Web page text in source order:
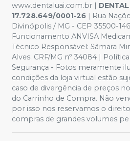
www.dentaluai.com.br |
17.728.649/0001-26 | Rua
Divinópolis / MG - CEP 35500-
Funcionamento ANVISA
Técnico Responsável: Sâmara
Alves; CRF/MG nº 34084 |
Segurança - Fotos meramente
condições da loja virtual estão
caso de divergência de preços
do Carrinho de Compra. Não
por isso nos reservamos o
compras de grandes volumes